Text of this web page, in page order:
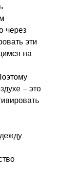
через
эти
на
– это